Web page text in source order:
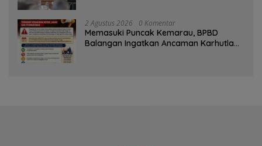
2 Agustus 2026 0 Komentar
Memasuki Puncak Kemarau, BPBD
Balangan Ingatkan Ancaman Karhutla